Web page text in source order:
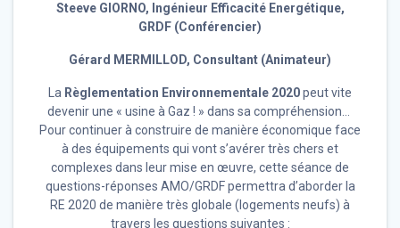
Steeve GIORNO, Ingénieur Efficacité Energétique,
GRDF (Conférencier)
Gérard MERMILLOD, Consultant (Animateur)
La Règlementation Environnementale 2020peut vite
devenir une « usine à Gaz ! » dans sa compréhension…
Pour continuer à construire de manière économique face
à des équipements qui vont s’avérer très chers et
complexes dans leur mise en œuvre, cette séance de
questions-réponses AMO/GRDF permettra d’aborder la
RE 2020 de manière très globale (logements neufs) à
travers les questions suivantes :